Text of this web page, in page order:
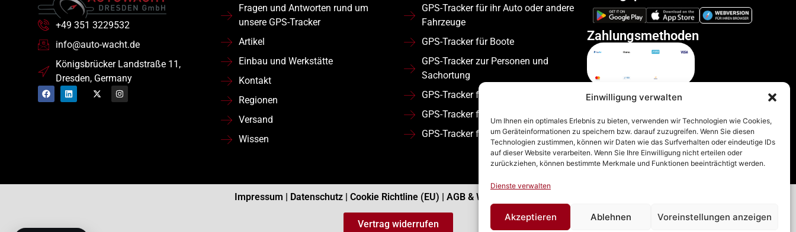
Einwilligung verwalten
Um Ihnen ein optimales Erlebnis zu bieten, verwenden wir Technologien wie Cookies,
um Geräteinformationen zu speichern bzw. darauf zuzugreifen. Wenn Sie diesen
Technologien zustimmen, können wir Daten wie das Surfverhalten oder eindeutige IDs
auf dieser Website verarbeiten. Wenn Sie Ihre Einwilligung nicht erteilen oder
zurückziehen, können bestimmte Merkmale und Funktionen beeinträchtigt werden.
Dienste verwalten
Akzeptieren Ablehnen Voreinstellungen anzeigen
+49 351 3229532
info@auto-wacht.de
Königsbrücker Landstraße 11,
Dresden, Germany
Fragen und Antworten rund um
unsere GPS-Tracker
Artikel
Einbau und Werkstätte
Kontakt
Regionen
Versand
Wissen
GPS-Tracker für ihr Auto oder andere
Fahrzeuge
GPS-Tracker für Boote
GPS-Tracker zur Personen und
Sachortung
GPS-Tracker für Wohnmobile
GPS-Tracker für Flotten
GPS-Tracker für Nutzfahrzeuge
Zahlungsmethoden
Impressum | Datenschutz | Cookie Richtline (EU) | AGB & Widerrufsbelehrung
Vertrag widerrufen